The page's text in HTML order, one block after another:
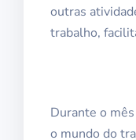
outras
trabalho,
Durante o
o mundo do